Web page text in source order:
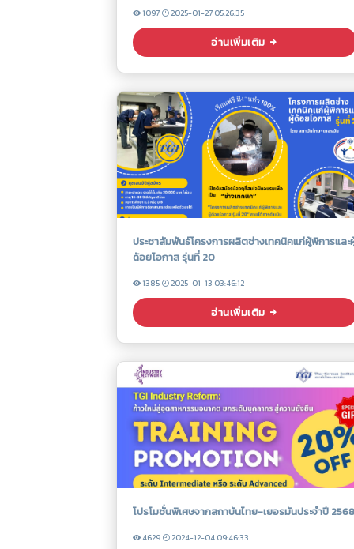
1097 2025-01-27 05:26:35
อ่านเพิ่มเติม
ประชาสัมพันธ์โครงการผลิตช่างเทคนิคแก่ผู้พิการและ
ด้อยโอกาส รุ่นที่ 20
1385 2025-01-13 03:46:12
อ่านเพิ่มเติม
โปรโมชั่นพิเศษจากสถาบันไทย-เยอรมันประจำปี 2568
4629 2024-12-04 09:46:33